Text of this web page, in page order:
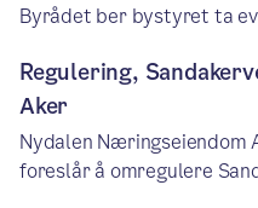
Byrådet ber bystyret ta
Regulering,
Aker
Nydalen Næringseiendom
foreslår å omregulere